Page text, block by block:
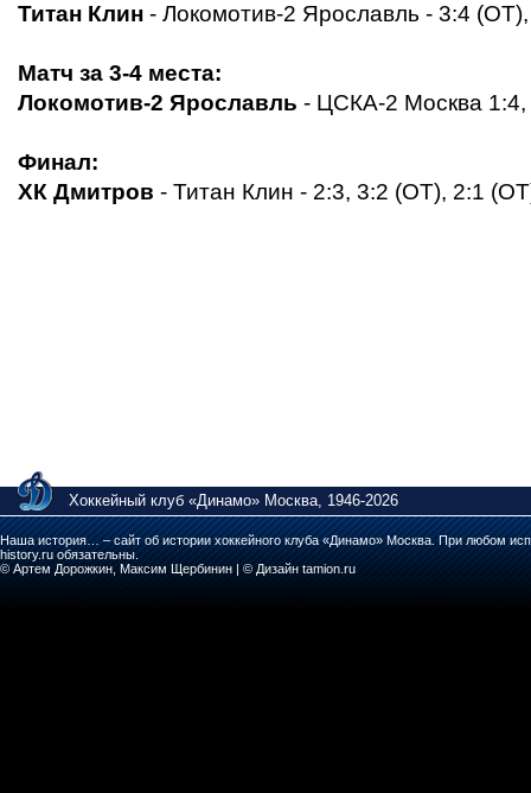
Титан Клин - Локомотив-2 Ярославль - 3:4
Матч за 3-4 места:
Локомотив-2 Ярославль - ЦСКА-2 Москва
Финал:
ХК Дмитров - Титан Клин - 2:3, 3:2 (ОТ), 2:1
Хоккейный клуб «Динамо» Москва, 1946-2026
Наша история… – сайт об истории хоккейного клуба «Динамо» Москва. При любом
history.ru обязательны.
© Артем Дорожкин, Максим Щербинин | © Дизайн tamion.ru